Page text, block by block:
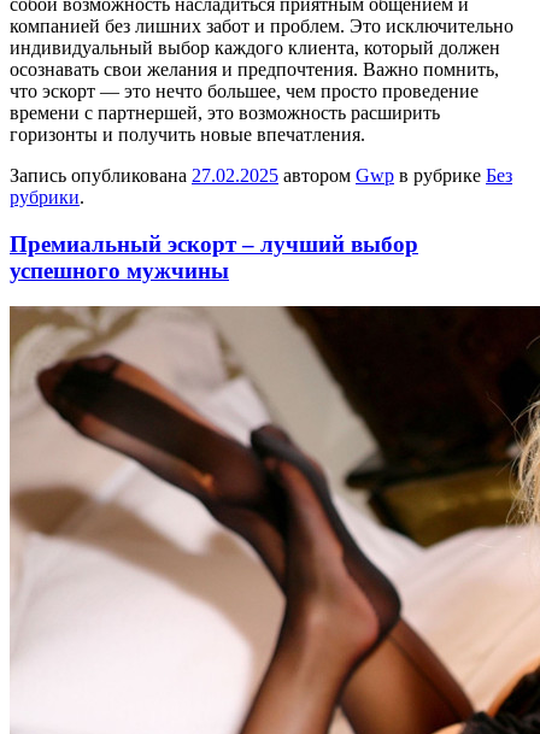
компанией без лишних забот и проблем. Это исключительно
индивидуальный выбор каждого клиента, который должен
осознавать свои желания и предпочтения. Важно помнить,
что эскорт — это нечто большее, чем просто проведение
времени с партнершей, это возможность расширить
горизонты и получить новые впечатления.
Запись опубликована 27.02.2025 автором Gwp в рубрике Без
рубрики.
Премиальный эскорт – лучший выбор
успешного мужчины